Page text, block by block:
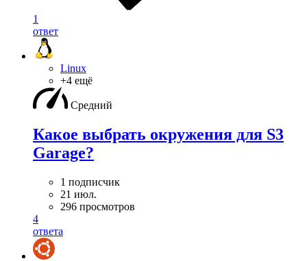
1
ответ
Linux
+4 ещё
Средний
Какое выбрать окружения для S3
Garage?
1 подписчик
21 июл.
296 просмотров
4
ответа